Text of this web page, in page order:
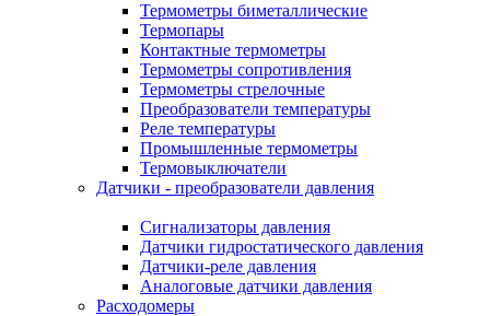
Термометры биметаллические
Термопары
Контактные термометры
Термометры сопротивления
Термометры стрелочные
Преобразователи температуры
Реле температуры
Промышленные термометры
Термовыключатели
Датчики - преобразователи давления
Сигнализаторы давления
Датчики гидростатического давления
Датчики-реле давления
Аналоговые датчики давления
Расходомеры